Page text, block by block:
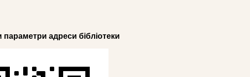
адреси бібліотеки